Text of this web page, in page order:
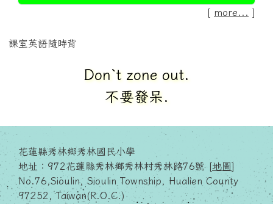
[ more... ]
課室英語隨時背
Don`t zone out.
不要發呆.
花蓮縣秀林鄉秀林國民小學
地址：972花蓮縣秀林鄉秀林村秀林路76號 [地圖]
No.76,Sioulin, Sioulin Township, Hualien County
97252, Taiwan(R.O.C.)